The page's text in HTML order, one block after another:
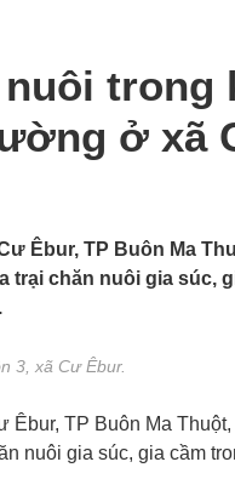
trong
ở xã
Êbur, TP Buôn Ma
trại chăn nuôi gia súc,
3, xã Cư Êbur.
TP Buôn Ma
nuôi gia súc, gia cầm